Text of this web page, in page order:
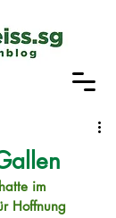
im
Hoffnung